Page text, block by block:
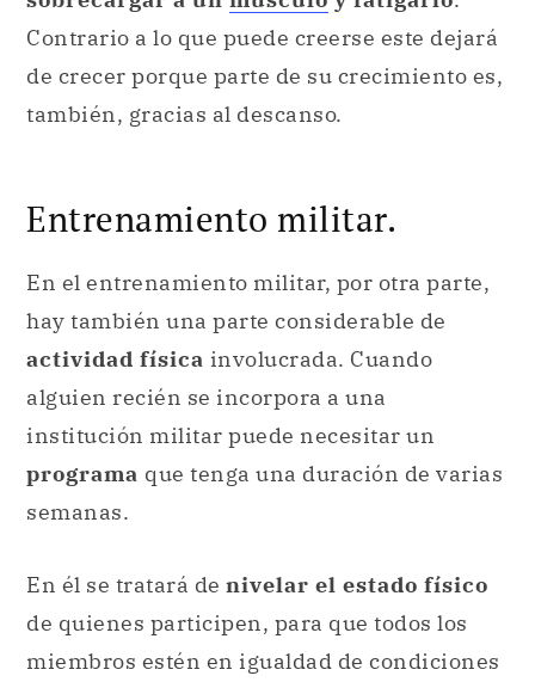
Contrario a lo que puede creerse este dejará
de crecer porque parte de su crecimiento es,
también, gracias al descanso.
Entrenamiento militar.
En el entrenamiento militar, por otra parte,
hay también una parte considerable de
actividad física involucrada. Cuando
alguien recién se incorpora a una
institución militar puede necesitar un
programa que tenga una duración de varias
semanas.
En él se tratará de nivelar el estado físico
de quienes participen, para que todos los
miembros estén en igualdad de condiciones